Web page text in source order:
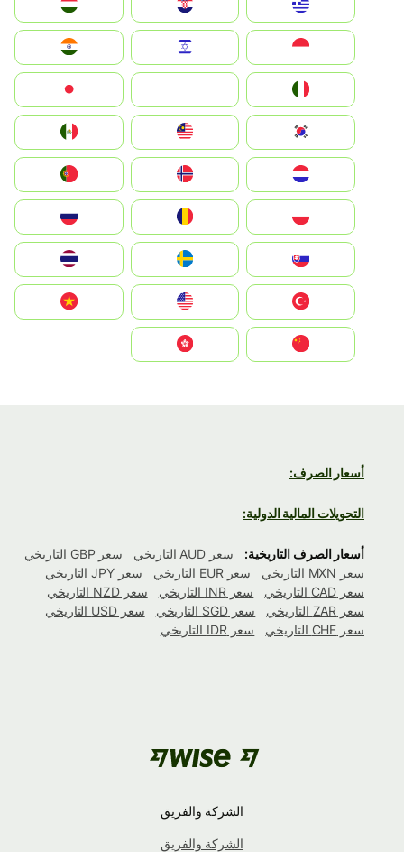
Hrvatska
Magyarország
Indonesia
South Korea
Nederland
Portugal
România
Slovensko
United States
Vietnam
أسعار الصرف:
التحويلات المالية الدولية:
أسعار الصرف التاريخية: سعر AUD التاريخي
سعر GBP التاريخي
سعر MXN التاريخي
سعر EUR التاريخي
سعر JPY التاريخي
سعر CAD التاريخي
سعر INR التاريخي
سعر NZD التاريخي
سعر ZAR التاريخي
سعر SGD التاريخي
سعر USD التاريخي
سعر CHF التاريخي
سعر IDR التاريخي
الشركة والفريق
الشركة والفريق